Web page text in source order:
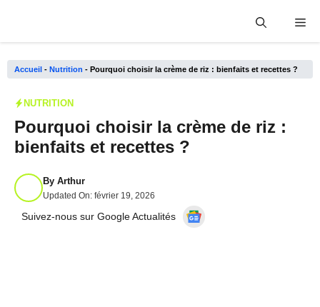
Accueil - Nutrition - Pourquoi choisir la crème de riz : bienfaits et recettes ?
NUTRITION
Pourquoi choisir la crème de riz :
bienfaits et recettes ?
By Arthur
Updated On: février 19, 2026
Suivez-nous sur Google Actualités